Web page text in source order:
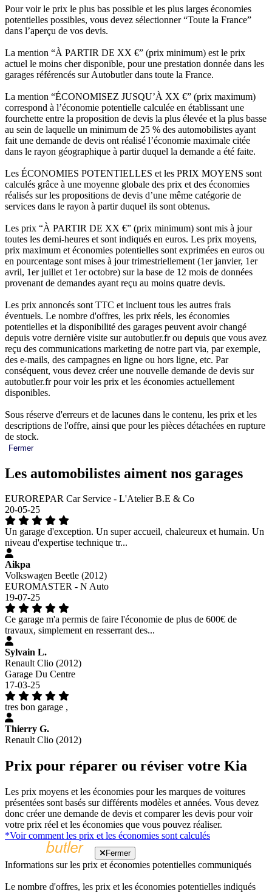
Pour voir le prix le plus bas possible et les plus larges économies
potentielles possibles, vous devez sélectionner “Toute la France”
dans l’aperçu de vos devis.
La mention “À PARTIR DE XX €” (prix minimum) est le prix
actuel le moins cher disponible, pour une prestation donnée dans les
garages référencés sur Autobutler dans toute la France.
La mention “ÉCONOMISEZ JUSQU’À XX €” (prix maximum)
correspond à l’économie potentielle calculée en établissant une
fourchette entre la proposition de devis la plus élevée et la plus basse
au sein de laquelle un minimum de 25 % des automobilistes ayant
fait une demande de devis ont réalisé l’économie maximale citée
dans le rayon géographique à partir duquel la demande a été faite.
Les ÉCONOMIES POTENTIELLES et les PRIX MOYENS sont
calculés grâce à une moyenne globale des prix et des économies
réalisés sur les propositions de devis d’une même catégorie de
services dans le rayon à partir duquel ils sont obtenus.
Les prix “À PARTIR DE XX €” (prix minimum) sont mis à jour
toutes les demi-heures et sont indiqués en euros. Les prix moyens,
prix maximum et économies potentielles sont exprimées en euros ou
en pourcentage sont mises à jour trimestriellement (1er janvier, 1er
avril, 1er juillet et 1er octobre) sur la base de 12 mois de données
provenant de demandes ayant reçu au moins quatre devis.
Les prix annoncés sont TTC et incluent tous les autres frais
éventuels. Le nombre d'offres, les prix réels, les économies
potentielles et la disponibilité des garages peuvent avoir changé
depuis votre dernière visite sur autobutler.fr ou depuis que vous avez
reçu des communications marketing de notre part via, par exemple,
des e-mails, des campagnes en ligne ou hors ligne, etc. Par
conséquent, vous devez créer une nouvelle demande de devis sur
autobutler.fr pour voir les prix et les économies actuellement
disponibles.
Sous réserve d'erreurs et de lacunes dans le contenu, les prix et les
descriptions de l'offre, ainsi que pour les pièces détachées en rupture
de stock.
Fermer
Les automobilistes aiment nos garages
EUROREPAR Car Service - L'Atelier B.E & Co
20-05-25
Un garage d'exception. Un super accueil, chaleureux et humain. Un
niveau d'expertise technique tr...
Aikpa
Volkswagen Beetle (2012)
EUROMASTER - N Auto
19-07-25
Ce garage m'a permis de faire l'économie de plus de 600€ de
travaux, simplement en resserrant des...
Sylvain L.
Renault Clio (2012)
Garage Du Centre
17-03-25
tres bon garage ,
Thierry G.
Renault Clio (2012)
Prix pour réparer ou réviser votre Kia
Les prix moyens et les économies pour les marques de voitures
présentées sont basés sur différents modèles et années. Vous devez
donc créer une demande de devis et comparer les devis pour voir
votre prix réel et les économies que vous pouvez réaliser.
*Voir comment les prix et les économies sont calculés
Fermer
Informations sur les prix et économies potentielles communiqués
Le nombre d'offres, les prix et les économies potentielles indiqués